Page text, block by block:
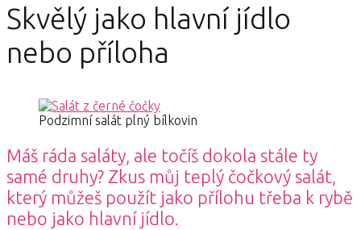
Skvělý jako hlavní jídlo
nebo příloha
Podzimní salát plný bílkovin
Máš ráda saláty, ale točíš dokola stále ty
samé druhy? Zkus můj teplý čočkový salát,
který můžeš použít jako přílohu třeba k rybě
nebo jako hlavní jídlo.